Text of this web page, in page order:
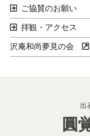
ご協賛のお願い
拝観・アクセス
沢庵和尚夢見の会
出
圓